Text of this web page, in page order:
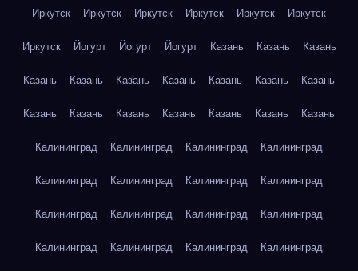
Иркутск Иркутск Иркутск Иркутск Иркутск Иркутск
Иркутск Йогурт Йогурт Йогурт Казань Казань Казань
Казань Казань Казань Казань Казань Казань Казань
Казань Казань Казань Казань Казань Казань Казань
Калининград Калининград Калининград Калининград
Калининград Калининград Калининград Калининград
Калининград Калининград Калининград Калининград
Калининград Калининград Калининград Калининград